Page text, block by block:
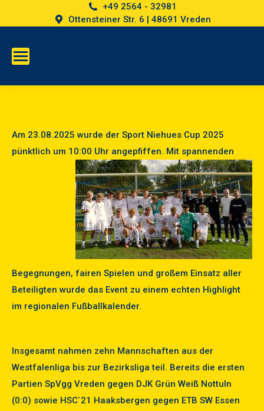
+49 2564 - 32981
Ottensteiner Str. 6 | 48691 Vreden
Am 23.08.2025 wurde der Sport Niehues Cup 2025
pünktlich um 10:00 Uhr angepfiffen. Mit spannenden
Begegnungen, fairen Spielen und großem Einsatz aller
Beteiligten wurde das Event zu einem echten Highlight
im regionalen Fußballkalender.
Insgesamt nahmen zehn Mannschaften aus der
Westfalenliga bis zur Bezirksliga teil. Bereits die ersten
Partien SpVgg Vreden gegen DJK Grün Weiß Nottuln
(0:0) sowie HSC`21 Haaksbergen gegen ETB SW Essen